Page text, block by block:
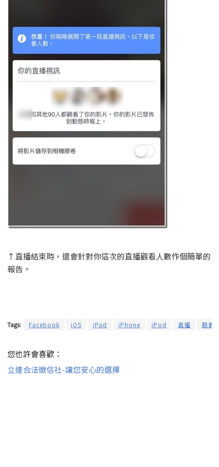
↑直播結束時，還會針對你這次的直播觀看人數作個簡單的
報告。
Tags: Facebook iOS iPad iPhone iPod 直播 臉書
您也許會喜歡：
立達合法徵信社-讓您安心的選擇